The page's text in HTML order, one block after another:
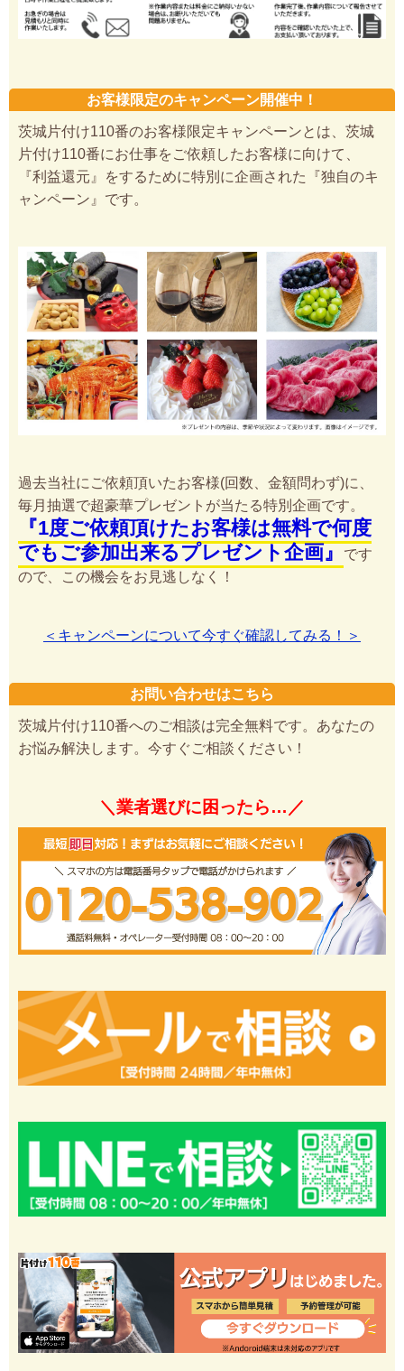
お客様限定のキャンペーン開催中！
茨城片付け110番のお客様限定キャンペーンとは、茨城
片付け110番にお仕事をご依頼したお客様に向けて、
『利益還元』をするために特別に企画された『独自のキ
ャンペーン』です。
過去当社にご依頼頂いたお客様(回数、金額問わず)に、
毎月抽選で超豪華プレゼントが当たる特別企画です。
『1度ご依頼頂けたお客様は無料で何度
でもご参加出来るプレゼント企画』
です
ので、この機会をお見逃しなく！
＜キャンペーンについて今すぐ確認してみる！＞
お問い合わせはこちら
茨城片付け110番へのご相談は完全無料です。あなたの
お悩み解決します。今すぐご相談ください！
＼業者選びに困ったら…／